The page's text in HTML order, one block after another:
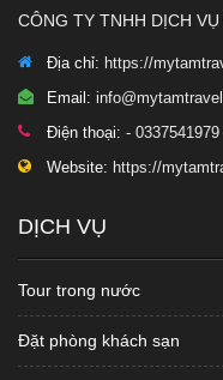
CÔNG TY TNHH DỊCH
Địa chỉ: https://
Email:
Điện thoại: -
Website: https://
DỊCH VỤ
Tour trong nước
Đặt phòng khách sạn